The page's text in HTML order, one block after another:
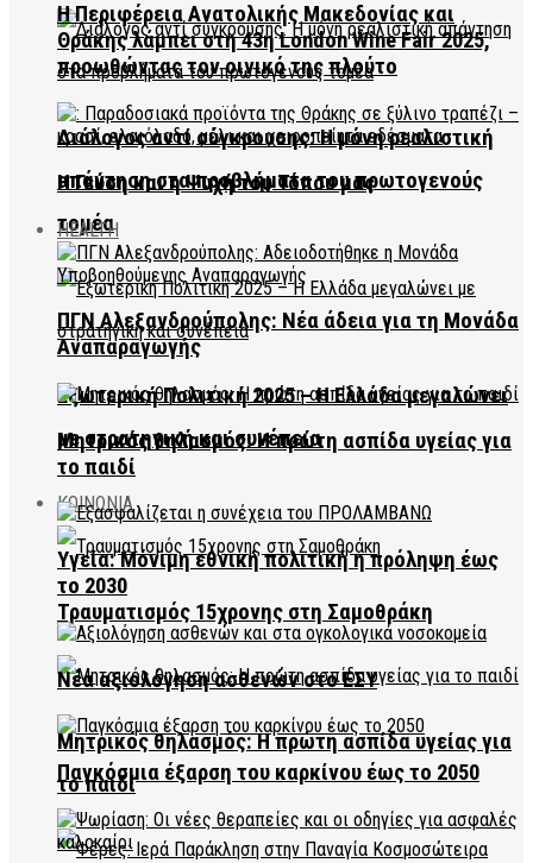
Διάλογος αντί σύγκρουσης: Η μόνη ρεαλιστική
απάντηση στα προβλήματα του πρωτογενούς
τομέα
Εξωτερική Πολιτική 2025 – Η Ελλάδα μεγαλώνει
με στρατηγική και συνέπεια
ΚΟΙΝΩΝΙΑ
Τραυματισμός 15χρονης στη Σαμοθράκη
Μητρικός θηλασμός: Η πρώτη ασπίδα υγείας για
το παιδί
Η Περιφέρεια Ανατολικής Μακεδονίας και
Θράκης λάμπει στη 43η London Wine Fair 2025,
προωθώντας τον οινικό της πλούτο
Η Γεύση και η Ψυχή του Τόπου μας
HEALTH
ΠΓΝ Αλεξανδρούπολης: Νέα άδεια για τη Μονάδα
Αναπαραγωγής
Μητρικός θηλασμός: Η πρώτη ασπίδα υγείας για
το παιδί
Υγεία: Μόνιμη εθνική πολιτική η πρόληψη έως
το 2030
Νέα αξιολόγηση ασθενών στο ΕΣΥ
Παγκόσμια έξαρση του καρκίνου έως το 2050